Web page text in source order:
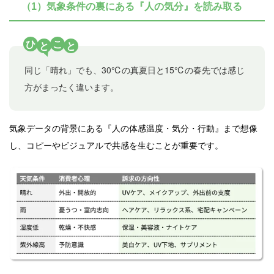
（1）気象条件の裏にある『人の気分』を読み取る
ひ と こ と
同じ「晴れ」でも、30℃の真夏日と15℃の春先では感じ
方がまったく違います。
気象データの背景にある『人の体感温度・気分・行動』まで想像
し、コピーやビジュアルで共感を生むことが重要です。